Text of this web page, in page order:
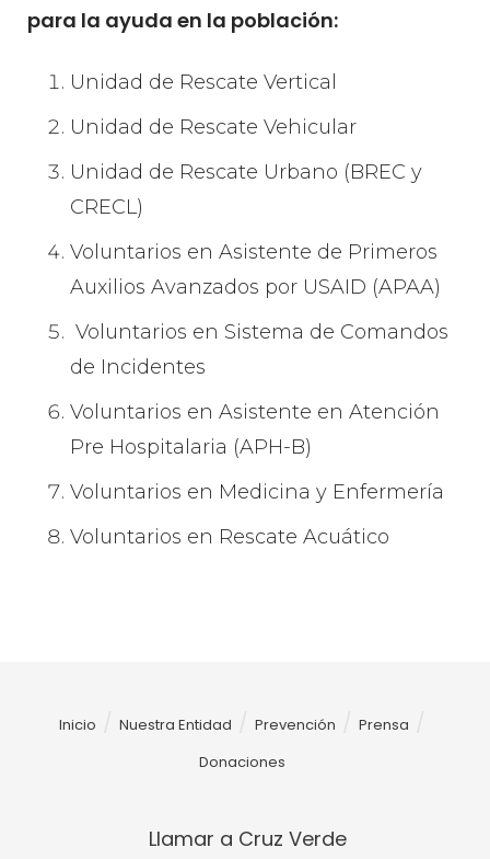
para la ayuda en la población:
Unidad de Rescate Vertical
Unidad de Rescate Vehicular
Unidad de Rescate Urbano (BREC y
CRECL)
Voluntarios en Asistente de Primeros
Auxilios Avanzados por USAID (APAA)
Voluntarios en Sistema de Comandos
de Incidentes
Voluntarios en Asistente en Atención
Pre Hospitalaria (APH-B)
Voluntarios en Medicina y Enfermería
Voluntarios en Rescate Acuático
Inicio Nuestra Entidad Prevención
Prensa
Donaciones
Llamar a Cruz Verde